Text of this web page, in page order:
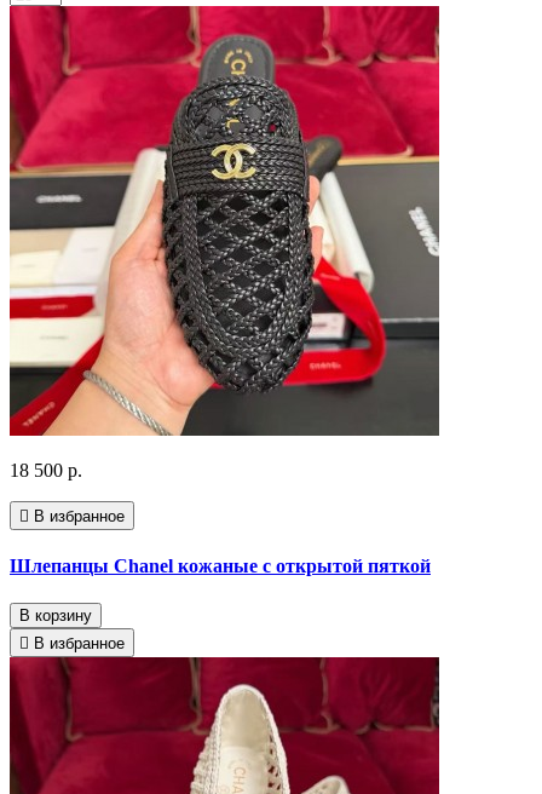
18 500 р.
В избранное
Шлепанцы Chanel кожаные с открытой пяткой
В корзину
В избранное